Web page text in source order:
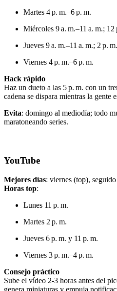
Martes 4 p. m.–6 p. m.
Miércoles 9 a. m.–11 a. m.; 12
Jueves 9 a. m.–11 a. m.; 2 p.
Viernes 4 p. m.–6 p. m.
Hack rápido
Haz un dueto a las 5 p. m. con un
cadena se dispara mientras la gente
Evita: domingo al mediodía; todo
maratoneando series.
YouTube
Mejores días: viernes (top),
Horas top:
Lunes 11 p. m.
Martes 2 p. m.
Jueves 6 p. m. y 11 p. m.
Viernes 3 p. m.–4 p. m.
Consejo práctico
Sube el vídeo 2‑3 horas antes del
genera miniaturas y empuja